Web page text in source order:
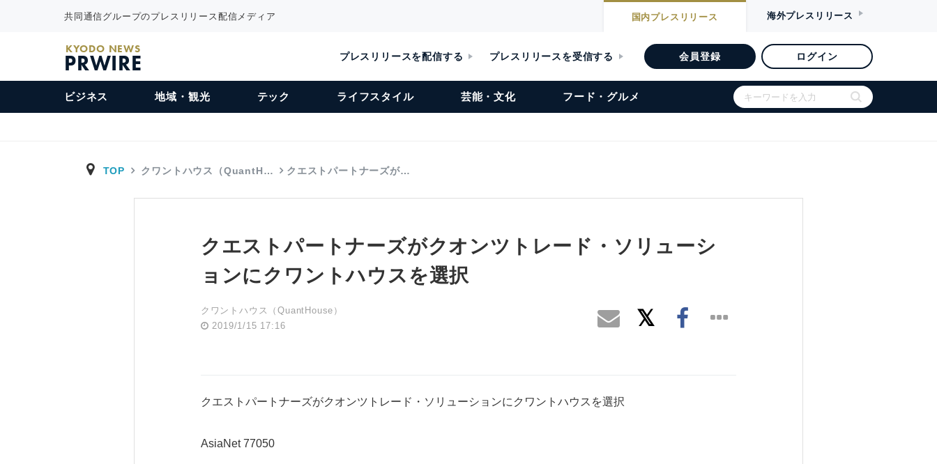
共同通信グループのプレスリリース配信メディア 国内プレスリリース 海外プレスリリース
KYODO NEWS
PRWIRE プレスリリースを配信する プレスリリースを受信する 会員登録 ログイン
ビジネス 地域・観光 テック ライフスタイル 芸能・文化 フード・グルメ
TOP クワントハウス（QuantH… クエストパートナーズが…
クエストパートナーズがクオンツトレード・ソリューシ
ョンにクワントハウスを選択
クワントハウス（QuantHouse）
2019/1/15 17:16
クエストパートナーズがクオンツトレード・ソリューションにクワントハウスを選択
AsiaNet 77050